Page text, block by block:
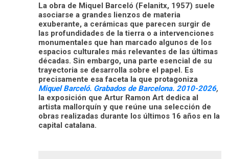
La obra de Miquel Barceló (Felanitx, 1957) suele
asociarse a grandes lienzos de materia
exuberante, a cerámicas que parecen surgir de
las profundidades de la tierra o a intervenciones
monumentales que han marcado algunos de los
espacios culturales más relevantes de las últimas
décadas. Sin embargo, una parte esencial de su
trayectoria se desarrolla sobre el papel. Es
precisamente esa faceta la que protagoniza
Miquel Barceló. Grabados de Barcelona. 2010-2026,
la exposición que Artur Ramon Art dedica al
artista mallorquín y que reúne una selección de
obras realizadas durante los últimos 16 años en la
capital catalana.